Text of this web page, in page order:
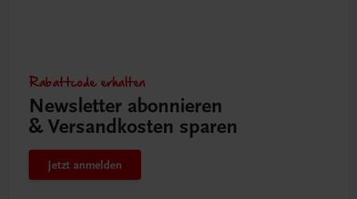
Rabattcode erhalten
Newsletter abonnieren
& Versandkosten sparen
Jetzt anmelden